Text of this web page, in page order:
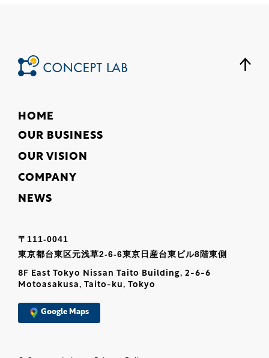
HOME
OUR BUSINESS
OUR VISION
COMPANY
NEWS
〒111-0041
東京都台東区元浅草2-6-6東京日産台東ビル8階東側
8F East Tokyo Nissan Taito Building, 2-6-6
Motoasakusa, Taito-ku, Tokyo
Google Maps